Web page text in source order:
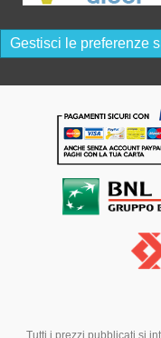
Gestisci le preferenze
Tutti i prezzi pubblicati si